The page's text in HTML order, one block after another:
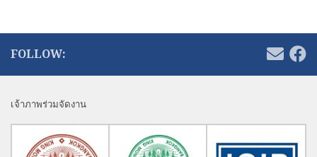
FOLLOW:
เจ้าภาพร่วมจัดงาน